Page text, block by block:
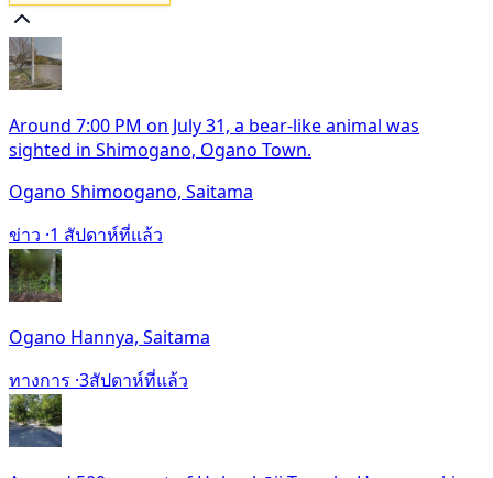
Around 7:00 PM on July 31, a bear-like animal was
sighted in Shimogano, Ogano Town.
Ogano Shimoogano, Saitama
ข่าว ·1 สัปดาห์ที่แล้ว
Ogano Hannya, Saitama
ทางการ ·3สัปดาห์ที่แล้ว